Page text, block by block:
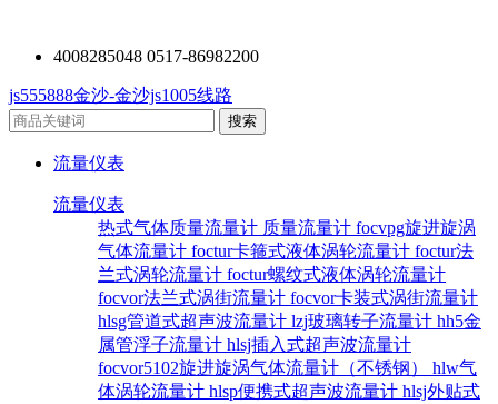
4008285048 0517-86982200
js555888金沙-金沙js1005线路
流量仪表
流量仪表
热式气体质量流量计 质量流量计 focvpg旋进旋涡
气体流量计 foctur卡箍式液体涡轮流量计 foctur法
兰式涡轮流量计 foctur螺纹式液体涡轮流量计
focvor法兰式涡街流量计 focvor卡装式涡街流量计
hlsg管道式超声波流量计 lzj玻璃转子流量计 hh5金
属管浮子流量计 hlsj插入式超声波流量计
focvor5102旋进旋涡气体流量计（不锈钢） hlw气
体涡轮流量计 hlsp便携式超声波流量计 hlsj外贴式